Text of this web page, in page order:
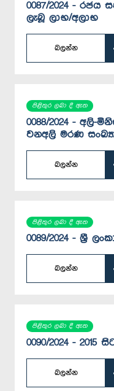
0087/2024 -
ලැබූ ලාභ/අලාභ
බලන්න
පිළිතුර ලබා දී ඇත
0088/2024 - අලි-
වනඅලි මරණ
බලන්න
පිළිතුර ලබා දී ඇත
0089/2024 - ශ්‍රී
බලන්න
පිළිතුර ලබා දී ඇත
0090/2024 -
බලන්න